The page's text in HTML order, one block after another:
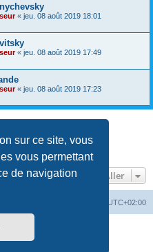
sur ce site, vous
vous permettant
de navigation
« jeu. 08 août 2019 18:01
« jeu. 08 août 2019 17:49
« jeu. 08 août 2019 17:23
Aller
UTC+02:00
Software © phpBB Limited
©